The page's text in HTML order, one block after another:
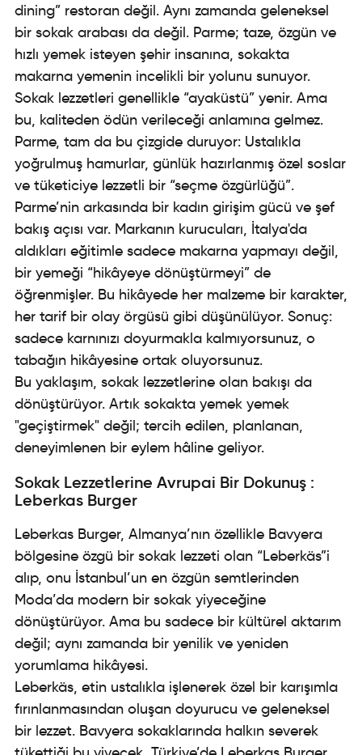
dining” restoran değil. Aynı zamanda geleneksel
bir sokak arabası da değil. Parme; taze, özgün ve
hızlı yemek isteyen şehir insanına, sokakta
makarna yemenin incelikli bir yolunu sunuyor.
Sokak lezzetleri genellikle “ayaküstü” yenir. Ama
bu, kaliteden ödün verileceği anlamına gelmez.
Parme, tam da bu çizgide duruyor: Ustalıkla
yoğrulmuş hamurlar, günlük hazırlanmış özel soslar
ve tüketiciye lezzetli bir “seçme özgürlüğü”.
Parme’nin arkasında bir kadın girişim gücü ve şef
bakış açısı var. Markanın kurucuları, İtalya'da
aldıkları eğitimle sadece makarna yapmayı değil,
bir yemeği “hikâyeye dönüştürmeyi” de
öğrenmişler. Bu hikâyede her malzeme bir karakter,
her tarif bir olay örgüsü gibi düşünülüyor. Sonuç:
sadece karnınızı doyurmakla kalmıyorsunuz, o
tabağın hikâyesine ortak oluyorsunuz.
Bu yaklaşım, sokak lezzetlerine olan bakışı da
dönüştürüyor. Artık sokakta yemek yemek
"geçiştirmek" değil; tercih edilen, planlanan,
deneyimlenen bir eylem hâline geliyor.
Sokak Lezzetlerine Avrupai Bir Dokunuş :
Leberkas Burger
Leberkas Burger, Almanya’nın özellikle Bavyera
bölgesine özgü bir sokak lezzeti olan “Leberkäs”i
alıp, onu İstanbul’un en özgün semtlerinden
Moda’da modern bir sokak yiyeceğine
dönüştürüyor. Ama bu sadece bir kültürel aktarım
değil; aynı zamanda bir yenilik ve yeniden
yorumlama hikâyesi.
Leberkäs, etin ustalıkla işlenerek özel bir karışımla
fırınlanmasından oluşan doyurucu ve geleneksel
bir lezzet. Bavyera sokaklarında halkın severek